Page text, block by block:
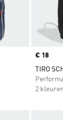
Price
€ 18
TIRO
2 kleuren